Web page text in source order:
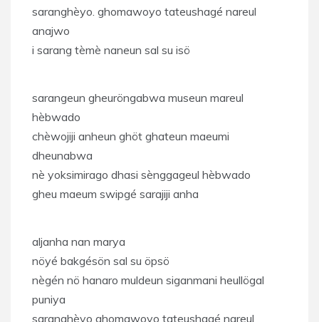
saranghèyo. ghomawoyo tateushagé nareul
anajwo
i sarang tèmè naneun sal su isö
sarangeun gheuröngabwa museun mareul
hèbwado
chèwojiji anheun ghöt ghateun maeumi
dheunabwa
nè yoksimirago dhasi sènggageul hèbwado
gheu maeum swipgé sarajiji anha
aljanha nan marya
nöyé bakgésön sal su öpsö
nègén nö hanaro muldeun siganmani heullögal
puniya
saranghèyo ghomawoyo tateushagé nareul